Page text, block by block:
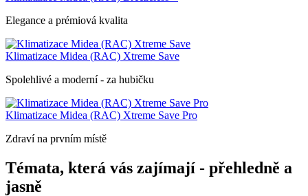
Elegance a prémiová kvalita
Klimatizace Midea (RAC) Xtreme Save
Spolehlivé a moderní - za hubičku
Klimatizace Midea (RAC) Xtreme Save Pro
Zdraví na prvním místě
Témata, která vás zajímají - přehledně a
jasně